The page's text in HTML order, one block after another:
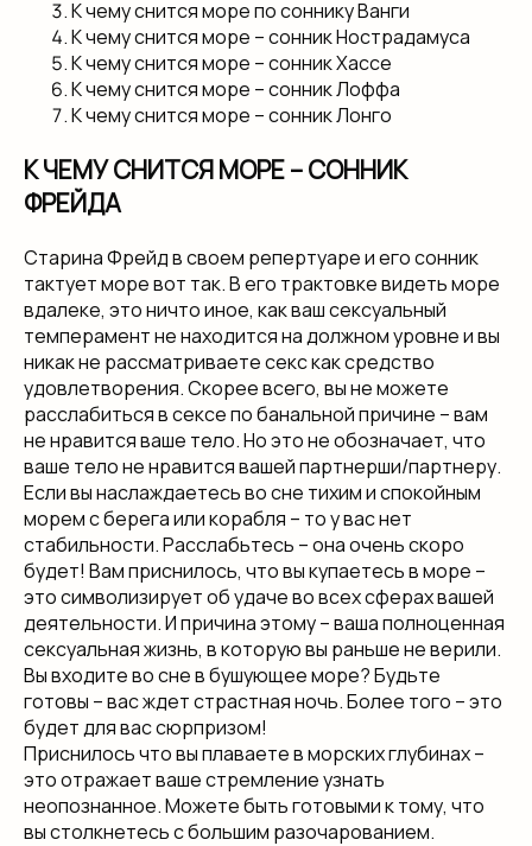
К чему снится море по соннику Ванги
К чему снится море – сонник Нострадамуса
К чему снится море – сонник Хассе
К чему снится море – сонник Лоффа
К чему снится море – сонник Лонго
К ЧЕМУ СНИТСЯ МОРЕ – СОННИК
ФРЕЙДА
Старина Фрейд в своем репертуаре и его сонник
тактует море вот так. В его трактовке видеть море
вдалеке, это ничто иное, как ваш сексуальный
темперамент не находится на должном уровне и вы
никак не рассматриваете секс как средство
удовлетворения. Скорее всего, вы не можете
расслабиться в сексе по банальной причине – вам
не нравится ваше тело. Но это не обозначает, что
ваше тело не нравится вашей партнерши/партнеру.
Если вы наслаждаетесь во сне тихим и спокойным
морем с берега или корабля – то у вас нет
стабильности. Расслабьтесь – она очень скоро
будет! Вам приснилось, что вы купаетесь в море –
это символизирует об удаче во всех сферах вашей
деятельности. И причина этому – ваша полноценная
сексуальная жизнь, в которую вы раньше не верили.
Вы входите во сне в бушующее море? Будьте
готовы – вас ждет страстная ночь. Более того – это
будет для вас сюрпризом!
Приснилось что вы плаваете в морских глубинах –
это отражает ваше стремление узнать
неопознанное. Можете быть готовыми к тому, что
вы столкнетесь с большим разочарованием.